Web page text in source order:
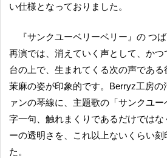
い仕様となっておりました。
『サンクユーベリーベリー』の つばきファクトリーによる
再演では、消えていく声として、か
台の上で、生まれてくる次の声であ
茉麻の姿が印象的です。Berryz工房の
ァンの琴線に、主題歌の「サンクユ
字一句、触れまくりであるだけではな
ーの透明さを、これ以上ないくらい
た。